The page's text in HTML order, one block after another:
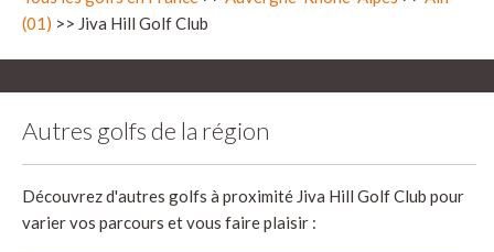
(01) >> Jiva Hill Golf Club
Autres golfs de la région
Découvrez d'autres golfs à proximité Jiva Hill Golf Club pour
varier vos parcours et vous faire plaisir :